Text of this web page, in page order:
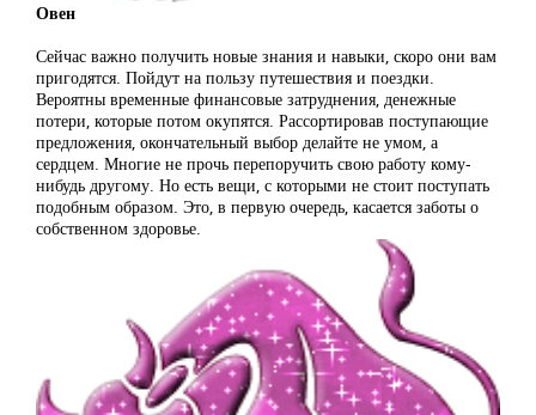
Овен
Сейчас важно получить новые знания и навыки, скоро они вам
пригодятся. Пойдут на пользу путешествия и поездки.
Вероятны временные финансовые затруднения, денежные
потери, которые потом окупятся. Рассортировав поступающие
предложения, окончательный выбор делайте не умом, а
сердцем. Многие не прочь перепоручить свою работу кому-
нибудь другому. Но есть вещи, с которыми не стоит поступать
подобным образом. Это, в первую очередь, касается заботы о
собственном здоровье.